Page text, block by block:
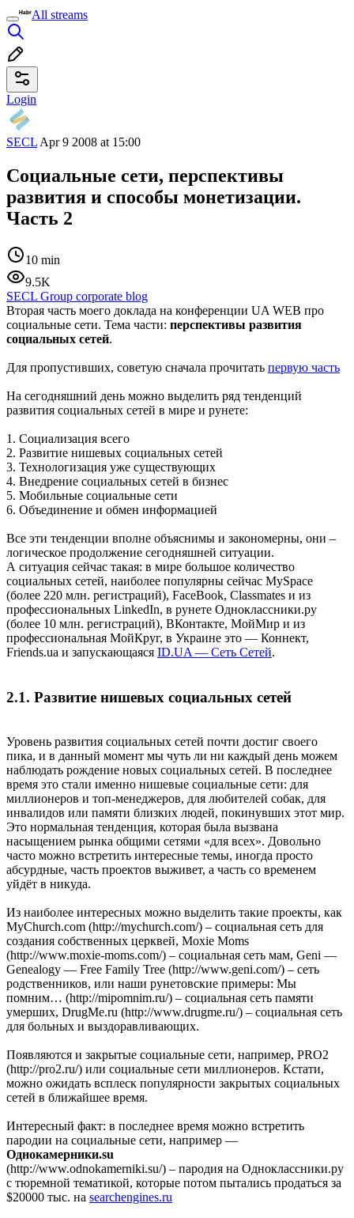
All streams
Login
SECL Apr 9 2008 at 15:00
Социальные сети, перспективы
развития и способы монетизации.
Часть 2
10 min
9.5K
SECL Group corporate blog
Вторая часть моего доклада на конференции UA WEB про
социальные сети. Тема части: перспективы развития
социальных сетей.
Для пропустивших, советую сначала прочитать первую часть
На сегодняшний день можно выделить ряд тенденций
развития социальных сетей в мире и рунете:
1. Социализация всего
2. Развитие нишевых социальных сетей
3. Технологизация уже существующих
4. Внедрение социальных сетей в бизнес
5. Мобильные социальные сети
6. Объединение и обмен информацией
Все эти тенденции вполне объяснимы и закономерны, они –
логическое продолжение сегодняшней ситуации.
А ситуация сейчас такая: в мире большое количество
социальных сетей, наиболее популярны сейчас MySpace
(более 220 млн. регистраций), FaceBook, Classmates и из
профессиональных LinkedIn, в рунете Одноклассники.ру
(более 10 млн. регистраций), ВКонтакте, МойМир и из
профессиональная МойКруг, в Украине это — Коннект,
Friends.ua и запускающаяся ID.UA — Сеть Сетей.
2.1. Развитие нишевых социальных сетей
Уровень развития социальных сетей почти достиг своего
пика, и в данный момент мы чуть ли ни каждый день можем
наблюдать рождение новых социальных сетей. В последнее
время это стали именно нишевые социальные сети: для
миллионеров и топ-менеджеров, для любителей собак, для
инвалидов или памяти близких людей, покинувших этот мир.
Это нормальная тенденция, которая была вызвана
насыщением рынка общими сетями «для всех». Довольно
часто можно встретить интересные темы, иногда просто
абсурдные, часть проектов выживет, а часть со временем
уйдёт в никуда.
Из наиболее интересных можно выделить такие проекты, как
MyChurch.com (http://mychurch.com/) – социальная сеть для
создания собственных церквей, Moxie Moms
(http://www.moxie-moms.com/) – социальная сеть мам, Geni —
Genealogy — Free Family Tree (http://www.geni.com/) – сеть
родственников, или наши рунетовские примеры: Мы
помним… (http://mipomnim.ru/) – социальная сеть памяти
умерших, DrugMe.ru (http://www.drugme.ru/) – социальная сеть
для больных и выздоравливающих.
Появляются и закрытые социальные сети, например, PRO2
(http://pro2.ru/) или социальные сети миллионеров. Кстати,
можно ожидать всплеск популярности закрытых социальных
сетей в ближайшее время.
Интересный факт: в последнее время можно встретить
пародии на социальные сети, например —
Однокамерники.su
(http://www.odnokamerniki.su/) – пародия на Одноклассники.ру
с тюремной тематикой, которые потом пытались продаться за
$20000 тыс. на searchengines.ru